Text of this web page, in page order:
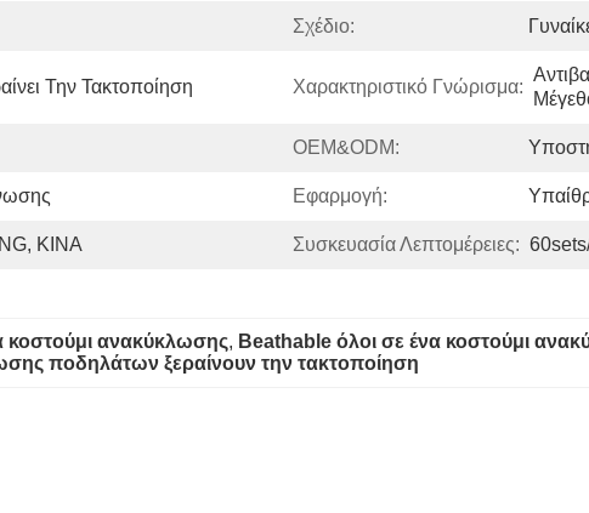
Σχέδιο:
Την Τακτοποίηση Χαρακτηριστικό Γνώρισμα:
OEM&ODM:
Εφαρμογή:
ΚΙΝΑ Συσκευασία Λεπτομέρειες:
κοστούμι ανακύκλωσης, Beathable όλοι σε ένα κοστούμι
ποδηλάτων ξεραίνουν την τακτοποίηση